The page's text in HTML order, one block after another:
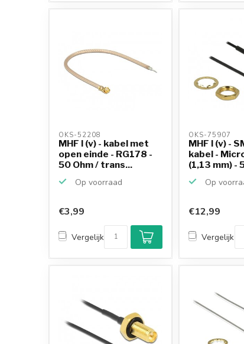
OKS-52208
MHF I (v) - kabel met
open einde - RG178 -
50 Ohm / trans...
Op voorraad
€3,99
Vergelijk
OKS-75907
MHF I (v) -
kabel -
(1,13 mm) -
Op
€12,99
Vergelijk